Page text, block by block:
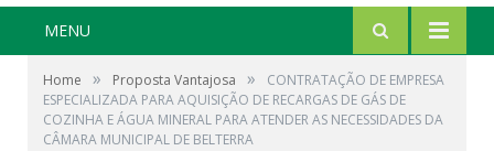
MENU
Home » Proposta Vantajosa »
CONTRATAÇÃO DE EMPRESA
ESPECIALIZADA PARA AQUISIÇÃO DE RECARGAS DE GÁS DE
COZINHA E ÁGUA MINERAL PARA ATENDER AS NECESSIDADES DA
CÂMARA MUNICIPAL DE BELTERRA